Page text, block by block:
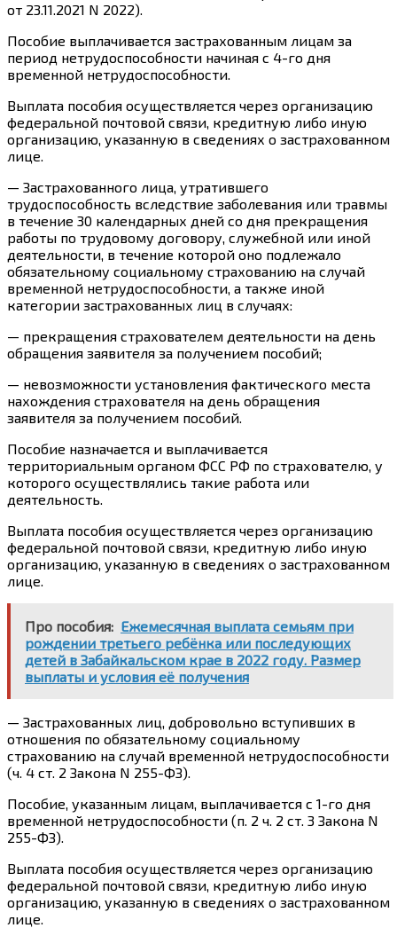
от 23.11.2021 N 2022).
Пособие выплачивается застрахованным лицам за
период нетрудоспособности начиная с 4-го дня
временной нетрудоспособности.
Выплата пособия осуществляется через организацию
федеральной почтовой связи, кредитную либо иную
организацию, указанную в сведениях о застрахованном
лице.
— Застрахованного лица , утратившего
трудоспособность вследствие заболевания или травмы
в течение 30 календарных дней со дня прекращения
работы по трудовому договору, служебной или иной
деятельности, в течение которой оно подлежало
обязательному социальному страхованию на случай
временной нетрудоспособности, а также иной
категории застрахованных лиц в случаях:
— прекращения страхователем деятельности на день
обращения заявителя за получением пособий;
— невозможности установления фактического места
нахождения страхователя на день обращения
заявителя за получением пособий.
Пособие назначается и выплачивается
территориальным органом ФСС РФ по страхователю, у
которого осуществлялись такие работа или
деятельность.
Выплата пособия осуществляется через организацию
федеральной почтовой связи, кредитную либо иную
организацию, указанную в сведениях о застрахованном
лице.
Про пособия: Ежемесячная выплата семьям при
рождении третьего ребёнка или последующих
детей в Забайкальском крае в 2022 году. Размер
выплаты и условия её получения
— Застрахованных лиц, добровольно вступивших в
отношения по обязательному социальному
страхованию на случай временной нетрудоспособности
(ч. 4 ст. 2 Закона N 255-ФЗ).
Пособие, указанным лицам, выплачивается с 1-го дня
временной нетрудоспособности (п. 2 ч. 2 ст. 3 Закона N
255-ФЗ).
Выплата пособия осуществляется через организацию
федеральной почтовой связи, кредитную либо иную
организацию, указанную в сведениях о застрахованном
лице.